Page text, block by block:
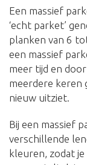
Een massief
‘echt parket’
planken van 6
een massief
meer tijd en
meerdere keren
nieuw uitziet.
Bij een massief
verschillende
kleuren, zodat